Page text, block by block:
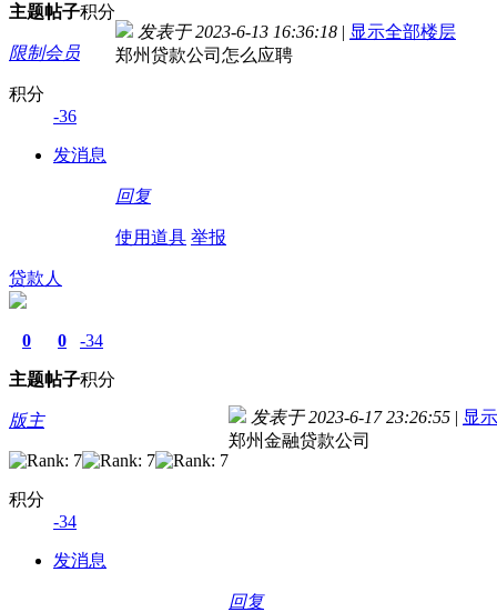
主题帖子积分
限制会员
积分
-36
发消息
发表于 2023-6-13 16:36:18 | 显示全部楼层
郑州贷款公司怎么应聘
回复
使用道具 举报
贷款人
0
主题
0
帖子
-34
积分
版主
积分
-34
发消息
发表于 2023-6-17 23:26:55 | 显
郑州金融贷款公司
回复